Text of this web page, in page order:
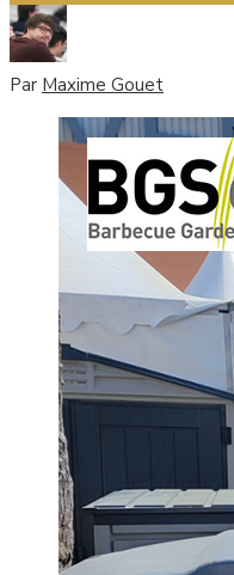
Par Maxime Gouet